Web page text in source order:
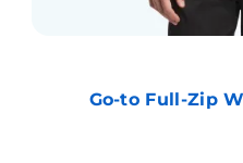
Go-to Full-Zip